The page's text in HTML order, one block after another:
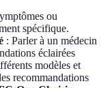
ou
spécifique.
: Parler à un médecin
éclairées
modèles et
recommandations